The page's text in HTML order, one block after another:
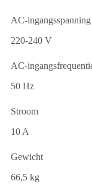
AC-ingangsspanning
220-240 V
AC-
50 Hz
Stroom
10 A
Gewicht
66,5 kg